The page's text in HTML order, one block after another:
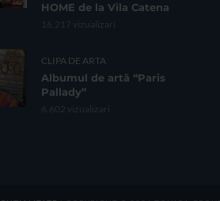
HOME de la Vila Catena
16.217 vizualizari
CLIPA DE ARTA
Albumul de artă “Paris
Pallady”
6.602 vizualizari